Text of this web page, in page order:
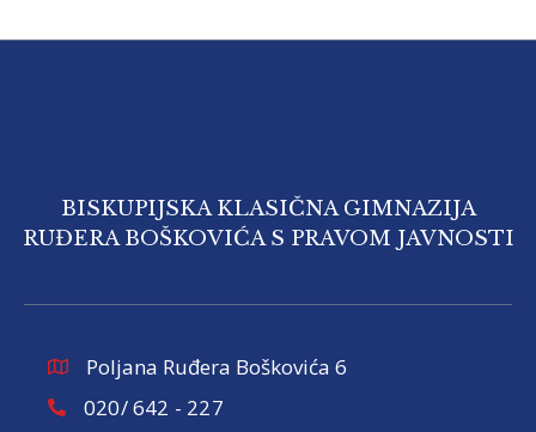
BISKUPIJSKA KLASIČNA GIMNAZIJA
RUĐERA BOŠKOVIĆA S PRAVOM JAVNOSTI
Poljana Ruđera Boškovića 6
020/ 642 - 227